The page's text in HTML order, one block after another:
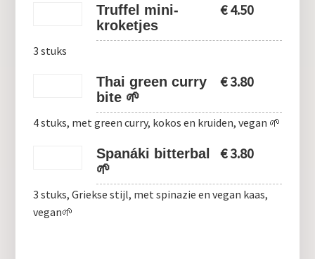
Truffel mini-
kroketjes
€4.50
3 stuks
Thai green curry
bite 🌱
€3.80
4 stuks, met green curry, kokos en kruiden, vegan 🌱
Spanáki bitterbal
🌱
€3.80
3 stuks, Griekse stijl, met spinazie en vegan kaas,
vegan🌱